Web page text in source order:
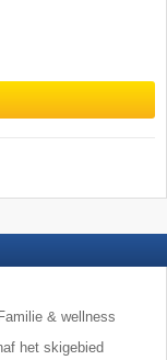
& wellness
het skigebied